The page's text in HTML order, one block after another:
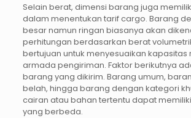
Selain berat, dimensi barang juga
dalam menentukan tarif cargo. Barang
besar namun ringan biasanya akan
perhitungan berdasarkan berat
bertujuan untuk menyesuaikan kapasitas
armada pengiriman. Faktor berikutnya
barang yang dikirim. Barang umum,
belah, hingga barang dengan kategori
cairan atau bahan tertentu dapat
yang berbeda.